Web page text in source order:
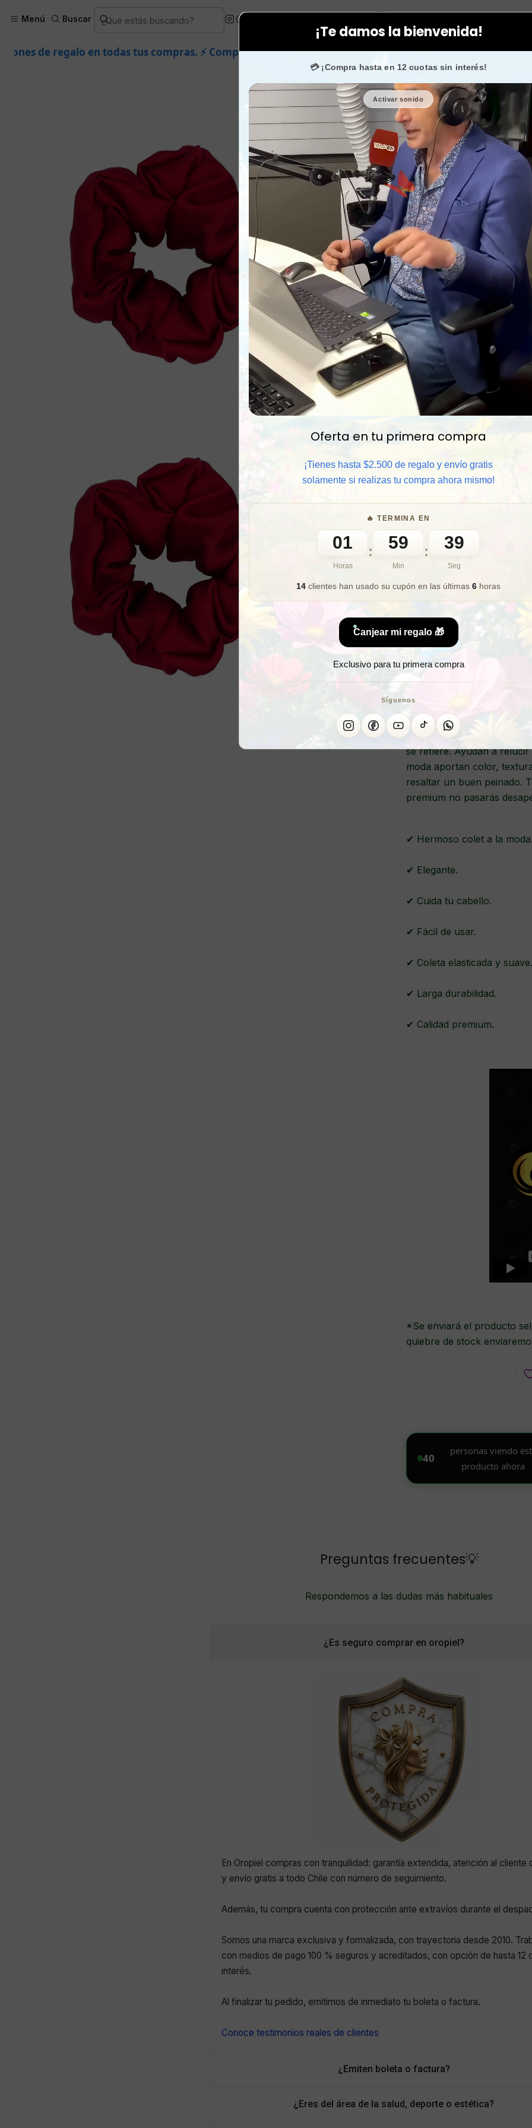
¡Te damos la bienvenida!
💳 ¡Compra hasta en 12 cuotas sin interés!
Activar sonido
Oferta en tu primera compra
¡Tienes hasta $2.500 de regalo y envío gratis
solamente si realizas tu compra ahora mismo!
🔥 TERMINA EN
01
Horas
: 59
Min
: 36
Seg
14 clientes han usado su cupón en las últimas 6 horas
Canjear mi regalo 🎁
Exclusivo para tu primera compra
Síguenos
Menú Buscar
Marcas Ultramoda Cabeza Accesorios Scrunchie rojo intenso hermoso color
tus compras. ⚡ Compra rápido y aprovecha. 💙 +50.000 fans enInstagramconfían en nosotros.
Scrunchie
🎉 Bienvenid@ 🔥 ¡Hasta $2.500
Cantidad
📦 Comprar al por mayor
⏰ Garantía 8 meses para
🧑‍💼 Atención al cliente y/o
🎁 Lo quiero para regalo
Los scrunchies
se refiere. Ayudan a relucir
moda aportan color,
resaltar un buen peinado.
premium no pasarás
✔ Hermoso colet a la
✔ Elegante.
✔ Cuida tu cabello.
✔ Fácil de usar.
✔ Coleta elasticada y suave.
✔ Larga durabilidad.
✔ Calidad premium.
*Se enviará el producto
quiebre de stock
Preguntas frecuentes💡
Respondemos a las dudas más habituales
¿Es seguro comprar en oropiel?
En Oropiel compras con tranquilidad: garantía extendida, atención al cliente
y envío gratis a todo Chile con número de seguimiento.
Además, tu compra cuenta con protección ante extravíos durante el
Somos una marca exclusiva y formalizada, con trayectoria desde 2010.
con medios de pago 100 % seguros y acreditados, con opción de hasta 12
interés.
Al finalizar tu pedido, emitimos de inmediato tu boleta o factura.
Conoce testimonios reales de clientes
¿Emiten boleta o factura?
¿Eres del área de la salud, deporte o estética?